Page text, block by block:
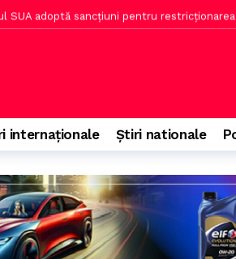
SUA adoptă sancțiuni pentru
de apel blochează proiectul lui Trump
Dan cere partidelor să renunțe la agende
internaționale Știri nationale